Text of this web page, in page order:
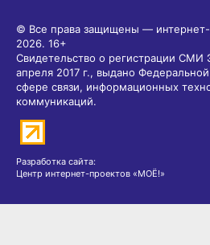
© Все права защищены —
2026. 16+
Свидетельство о регистрации
апреля 2017 г., выдано
сфере связи, информационных
коммуникаций.
Разработка сайта:
Центр интернет-проектов «МОЁ!»